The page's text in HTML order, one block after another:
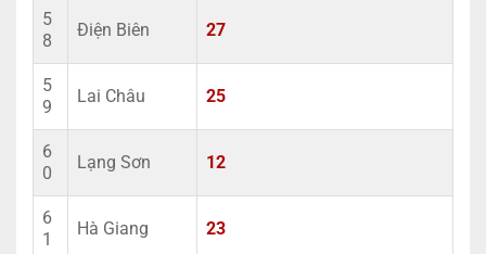
5
8
Điện Biên 27
5
9
Lai Châu 25
6
0
Lạng Sơn 12
6
1
Hà Giang 23